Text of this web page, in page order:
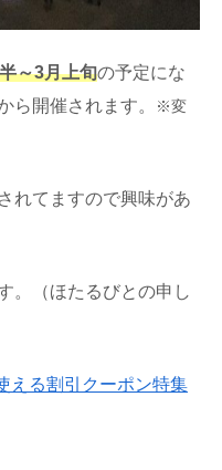
～3月上旬の予定にな
ら開催されます。
※変
れてますので興味があ
。（ほたるびとの申し
える割引クーポン特集